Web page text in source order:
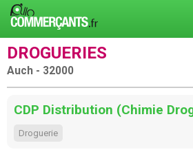
DROGUERIES
Auch - 32000
CDP Distribution (Chimie
Droguerie